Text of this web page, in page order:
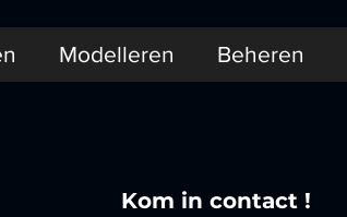
Modelleren Beheren
Kom in contact !